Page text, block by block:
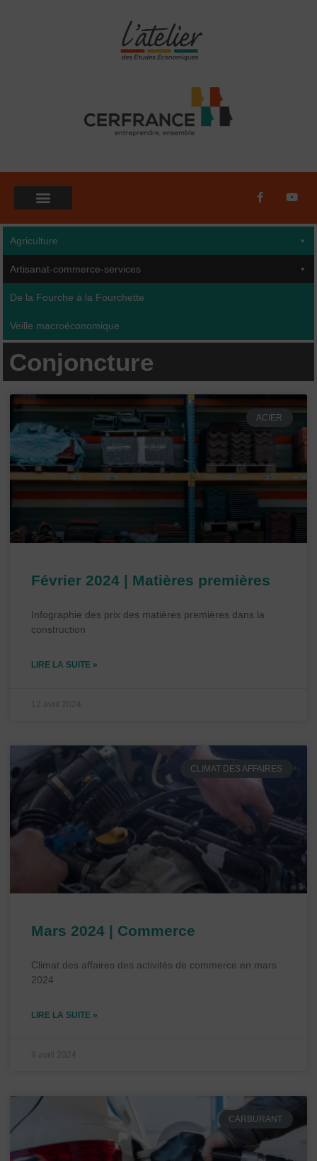
F
a
e
o
f
Y
o
t
e
Agriculture
Artisanat-commerce-services
De la Fourche à la Fourchette
Veille macroéconomique
Conjoncture
ACIER
Février 2024 | Matières premières
Infographie des prix des matières premières dans la
construction
LIRE LA SUITE »
12 avril 2024
CLIMAT DES AFFAIRES
Mars 2024 | Commerce
Climat des affaires des activités de commerce en mars
2024
LIRE LA SUITE »
9 avril 2024
CARBURANT